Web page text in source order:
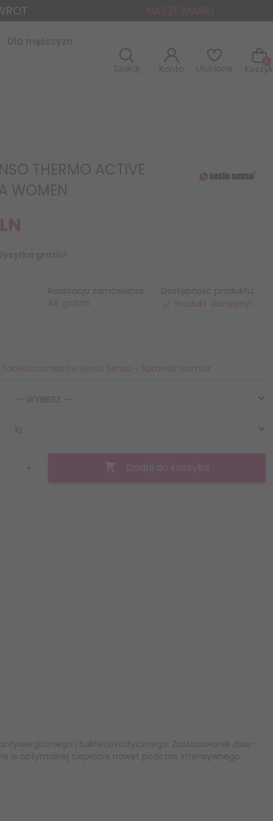
NASZE MARKI
Szukaj Konto Ulubione Koszyk
0
THERMO ACTIVE
WOMEN
gratis!
Realizacja zamówienia:
48 godzin
Dostępność produktu:
Produkt dostępny!
rozmiarów Sesto Senso - Sprawdź rozmiar
Dodaj do koszyka
i bakteriostatycznego. Zastosowanie dwu-
w optymalnej ciepłocie nawet podczas intensywnego